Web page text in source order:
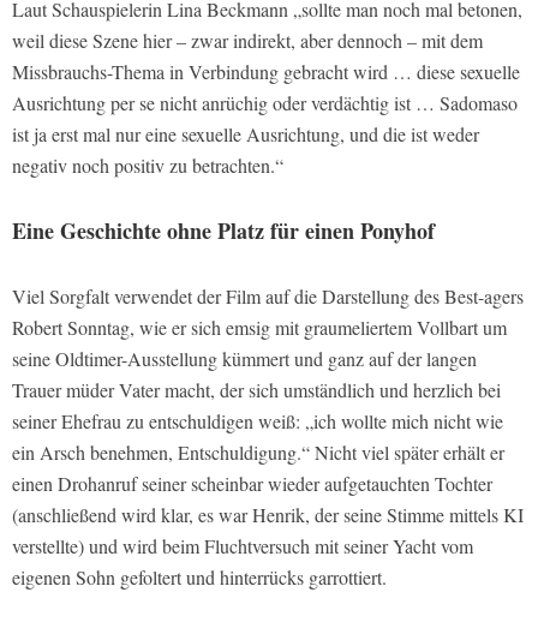
Laut Schauspielerin Lina Beckmann „sollte man noch mal betonen,
weil diese Szene hier – zwar indirekt, aber dennoch – mit dem
Missbrauchs-Thema in Verbindung gebracht wird … diese sexuelle
Ausrichtung per se nicht anrüchig oder verdächtig ist … Sadomaso
ist ja erst mal nur eine sexuelle Ausrichtung, und die ist weder
negativ noch positiv zu betrachten.“
Eine Geschichte ohne Platz für einen Ponyhof
Viel Sorgfalt verwendet der Film auf die Darstellung des Best-agers
Robert Sonntag, wie er sich emsig mit graumeliertem Vollbart um
seine Oldtimer-Ausstellung kümmert und ganz auf der langen
Trauer müder Vater macht, der sich umständlich und herzlich bei
seiner Ehefrau zu entschuldigen weiß: „ich wollte mich nicht wie
ein Arsch benehmen, Entschuldigung.“ Nicht viel später erhält er
einen Drohanruf seiner scheinbar wieder aufgetauchten Tochter
(anschließend wird klar, es war Henrik, der seine Stimme mittels KI
verstellte) und wird beim Fluchtversuch mit seiner Yacht vom
eigenen Sohn gefoltert und hinterrücks garrottiert.